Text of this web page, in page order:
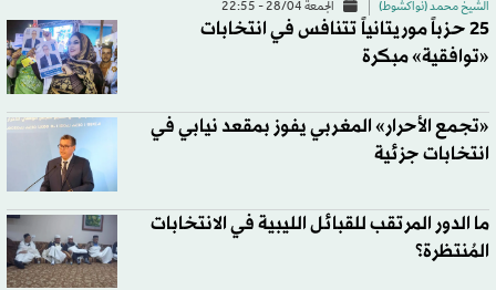
الشيخ محمد (نواكشوط) الجمعة 28/04 - 22:55
25 حزباً موريتانياً تتنافس في انتخابات
«توافقية» مبكرة
«تجمع الأحرار» المغربي يفوز بمقعد نيابي في
انتخابات جزئية
ما الدور المرتقب للقبائل الليبية في الانتخابات
المُنتظرة؟